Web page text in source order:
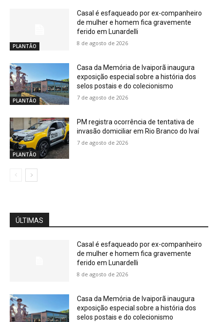
PLANTÃO
Casal é esfaqueado por ex-companheiro
de mulher e homem fica gravemente
ferido em Lunardelli
8 de agosto de 2026
PLANTÃO
Casa da Memória de Ivaiporã inaugura
exposição especial sobre a história dos
selos postais e do colecionismo
7 de agosto de 2026
PLANTÃO
PM registra ocorrência de tentativa de
invasão domiciliar em Rio Branco do Ivaí
7 de agosto de 2026
ÚLTIMAS
Casal é esfaqueado por ex-companheiro
de mulher e homem fica gravemente
ferido em Lunardelli
8 de agosto de 2026
Casa da Memória de Ivaiporã inaugura
exposição especial sobre a história dos
selos postais e do colecionismo